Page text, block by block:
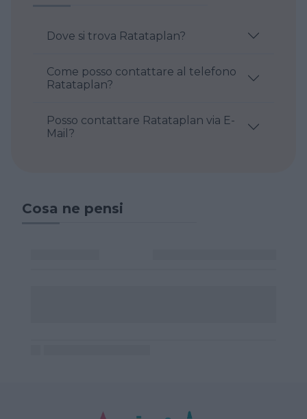
Dove si trova Ratataplan?
Come posso contattare al telefono
Ratataplan?
Posso contattare Ratataplan via E-
Mail?
Cosa ne pensi